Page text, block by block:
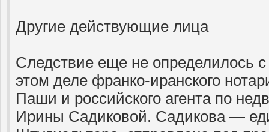
Другие действующие лица
Следствие еще не определилось
этом деле франко-иранского
Паши и российского агента по
Ирины Садиковой. Садикова —